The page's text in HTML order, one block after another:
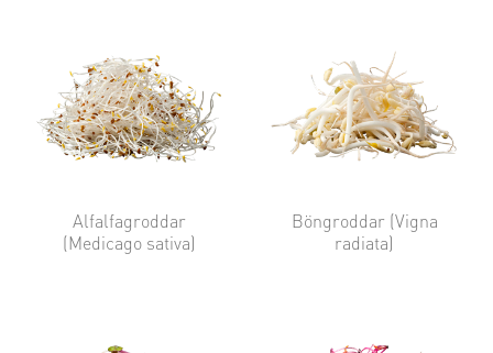
Alfalfagroddar
(Medicago sativa)
Böngroddar (Vigna
radiata)